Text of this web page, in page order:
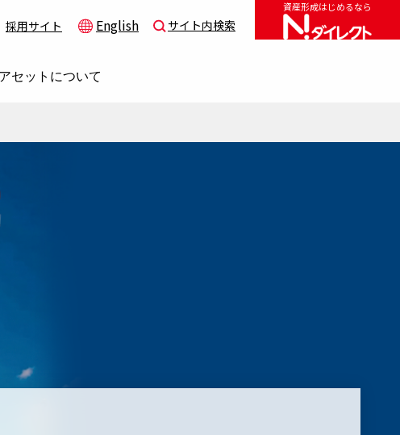
採用サイト English サイト内検索
セットについて
資産形成はじめるなら